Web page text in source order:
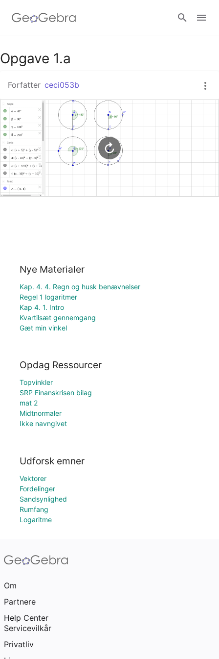
Google Classroom
GeoGebra Classroom
Log ind
Opgave 1.a
Forfatter ceci053b
Nye Materialer
Kap. 4. 4. Regn og husk benævnelser
Regel 1 logaritmer
Kap 4. 1. Intro
Kvartilsæt gennemgang
Gæt min vinkel
Opdag Ressourcer
Topvinkler
SRP Finanskrisen bilag
mat 2
Midtnormaler
Ikke navngivet
Udforsk emner
Vektorer
Fordelinger
Sandsynlighed
Rumfang
Logaritme
Om
Partnere
Help Center
Servicevilkår
Privatliv